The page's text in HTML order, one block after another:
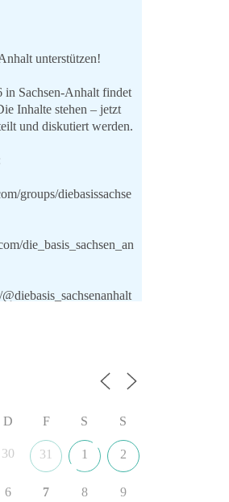
unterstützen!
Sachsen-Anhalt findet
Inhalte stehen – jetzt
und diskutiert werden.
groups/diebasissachse
die_basis_sachsen_an
unsere Beiträge,
sich lohnt, dieBasis zu
D F S S
30 31 1 2
6 7 8 9